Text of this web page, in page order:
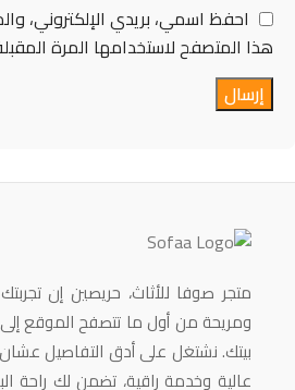
احفظ اسمي، بريدي الإلكتروني،
هذا المتصفح لاستخدامها المرة
متجر صوفا للأثاث، حريصين إن
ومريحة من أول ما تتصفح الموقع
بيتك. نشتغل على أدق التفاصيل
عالية وخدمة راقية، تضمن لك راحة